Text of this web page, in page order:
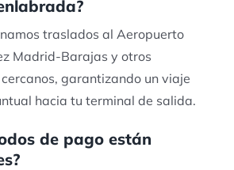
traslados al Aeropuerto
Madrid-Barajas y otros
garantizando un viaje
hacia tu terminal de salida.
de pago están